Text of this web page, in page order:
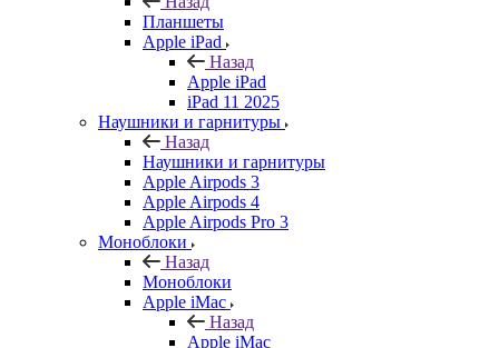
Планшеты
Apple iPad
Назад
Apple iPad
iPad 11 2025
Наушники и гарнитуры
Назад
Наушники и гарнитуры
Apple Airpods 3
Apple Airpods 4
Apple Airpods Pro 3
Моноблоки
Назад
Моноблоки
Apple iMac
Назад
Apple iMac